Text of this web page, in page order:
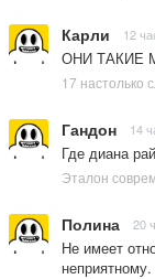
Карли 12
ОНИ ТАКИЕ
Гандон 14
Где диана
Полина 20
Не имеет
неприятному.